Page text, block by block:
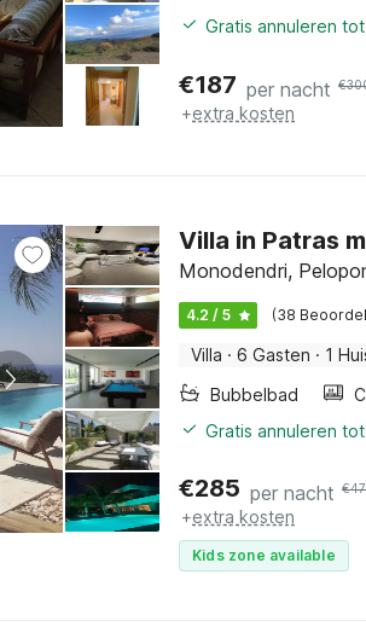
Gratis annuleren
€187 per nacht €
+extra kosten
Villa in Patras
Monodendri,
4.2 / 5 (38
Villa · 6 Gasten · 1
Bubbelbad
Gratis annuleren
€285 per nacht €
+extra kosten
Kids zone available